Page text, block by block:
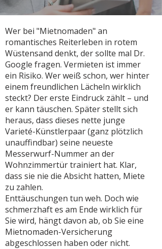
Wer bei "Mietnomaden" an
romantisches Reiterleben in rotem
Wüstensand denkt, der sollte mal Dr.
Google fragen. Vermieten ist immer
ein Risiko. Wer weiß schon, wer hinter
einem freundlichen Lächeln wirklich
steckt? Der erste Eindruck zählt – und
er kann täuschen. Später stellt sich
heraus, dass dieses nette junge
Varieté-Künstlerpaar (ganz plötzlich
unauffindbar) seine neueste
Messerwurf-Nummer an der
Wohnzimmertür trainiert hat. Klar,
dass sie nie die Absicht hatten, Miete
zu zahlen.
Enttäuschungen tun weh. Doch wie
schmerzhaft es am Ende wirklich für
Sie wird, hängt davon ab, ob Sie eine
Mietnomaden-Versicherung
abgeschlossen haben oder nicht.